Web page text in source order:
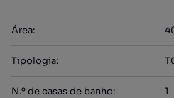
Área:
Tipologia:
N.º de casas de banho: 1